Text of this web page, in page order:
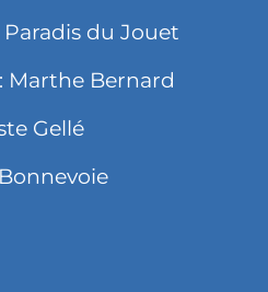
du Jouet
Marthe Bernard
Gellé